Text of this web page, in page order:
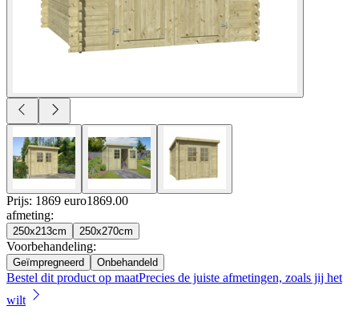
Prijs: 1869 euro1869.00
afmeting:
250x213cm 250x270cm
Voorbehandeling:
Geïmpregneerd Onbehandeld
Bestel dit product op maatPrecies de juiste afmetingen, zoals jij het
wilt